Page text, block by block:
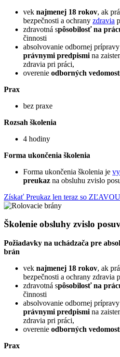
vek najmenej 18 rokov, ak
bezpečnosti a ochrany zdravia
zdravotná spôsobilosť na
činnosti
absolvovanie odbornej
právnymi predpismi na
zdravia pri práci,
overenie odborných
Prax
bez praxe
Rozsah školenia
4 hodiny
Forma ukončenia školenia
Forma ukončenia školenia je
preukaz na obsluhu zvislo
Získať Preukaz len teraz so
Školenie obsluhy zvislo
Požiadavky na uchádzača pre
brán
vek najmenej 18 rokov, ak
bezpečnosti a ochrany zdravia
zdravotná spôsobilosť na
činnosti
absolvovanie odbornej
právnymi predpismi na
zdravia pri práci,
overenie odborných
Prax